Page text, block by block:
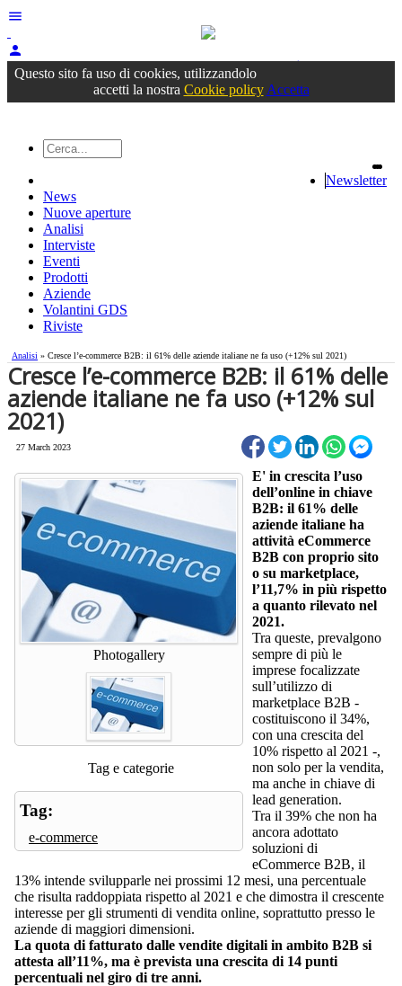
menu
person
Accedioppure registrati
Questo sito fa uso di cookies, utilizzandolo
accetti la nostra Cookie policy Accetta
Newsletter
News
Nuove aperture
Analisi
Interviste
Eventi
Prodotti
Aziende
Volantini GDS
Riviste
Analisi » Cresce l’e-commerce B2B: il 61% delle aziende italiane ne fa uso (+12% sul 2021)
Cresce l’e-commerce B2B: il 61% delle
aziende italiane ne fa uso (+12% sul
2021)
27 March 2023
Photogallery
Tag e categorie
Tag:
e-commerce
E' in crescita l’uso
dell’online in chiave
B2B: il 61% delle
aziende italiane ha
attività eCommerce
B2B con proprio sito
o su marketplace,
l’11,7% in più rispetto
a quanto rilevato nel
2021.
Tra queste, prevalgono
sempre di più le
imprese focalizzate
sull’utilizzo di
marketplace B2B -
costituiscono il 34%,
con una crescita del
10% rispetto al 2021 -,
non solo per la vendita,
ma anche in chiave di
lead generation.
Tra il 39% che non ha
ancora adottato
soluzioni di
eCommerce B2B, il
13% intende svilupparle nei prossimi 12 mesi, una percentuale
che risulta raddoppiata rispetto al 2021 e che dimostra il crescente
interesse per gli strumenti di vendita online, soprattutto presso le
aziende di maggiori dimensioni.
La quota di fatturato dalle vendite digitali in ambito B2B si
attesta all’11%, ma è prevista una crescita di 14 punti
percentuali nel giro di tre anni.